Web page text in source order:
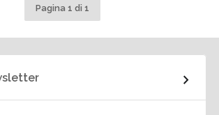
Pagina 1 di 1